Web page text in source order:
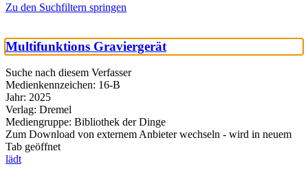
Zu den Suchfiltern springen
Multifunktions Graviergerät
Suche nach diesem Verfasser
Medienkennzeichen: 16-B
Jahr: 2025
Verlag: Dremel
Mediengruppe: Bibliothek der Dinge
Zum Download von externem Anbieter wechseln - wird in neuem
Tab geöffnet
lädt